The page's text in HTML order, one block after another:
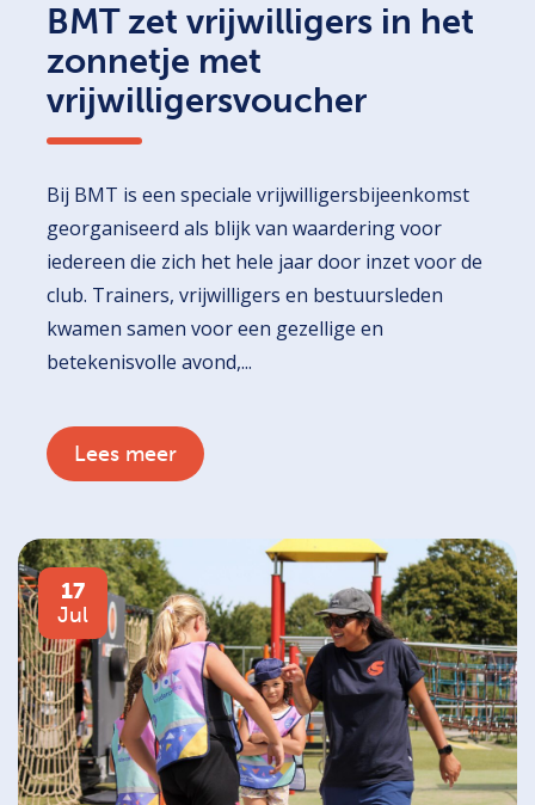
BMT zet vrijwilligers in het
zonnetje met
vrijwilligersvoucher
Bij BMT is een speciale vrijwilligersbijeenkomst
georganiseerd als blijk van waardering voor
iedereen die zich het hele jaar door inzet voor de
club. Trainers, vrijwilligers en bestuursleden
kwamen samen voor een gezellige en
betekenisvolle avond,...
Lees meer
17
Jul